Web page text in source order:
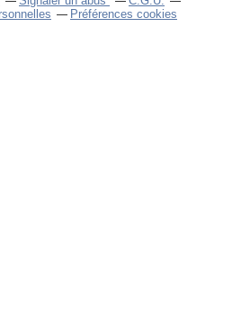
Préférences cookies